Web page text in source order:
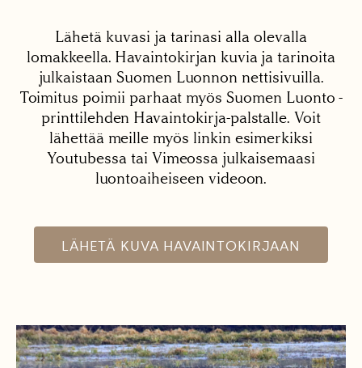
Lähetä kuvasi ja tarinasi alla olevalla
lomakkeella. Havaintokirjan kuvia ja tarinoita
julkaistaan Suomen Luonnon nettisivuilla.
Toimitus poimii parhaat myös Suomen Luonto -
printtilehden Havaintokirja-palstalle. Voit
lähettää meille myös linkin esimerkiksi
Youtubessa tai Vimeossa julkaisemaasi
luontoaiheiseen videoon.
LÄHETÄ KUVA HAVAINTOKIRJAAN